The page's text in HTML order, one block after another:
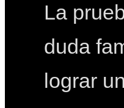
La
duda
lograr